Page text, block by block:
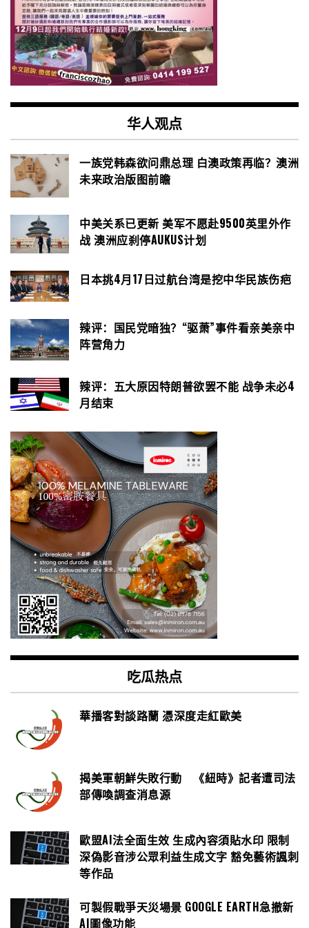
华人观点
一族党韩森欲问鼎总理 白澳政策再临？澳洲
未来政治版图前瞻
中美关系已更新 美军不愿赴9500英里外作
战 澳洲应刹停AUKUS计划
日本挑4月17日过航台湾是挖中华民族伤疤
辣评：国民党暗独？“驱萧”事件看亲美亲中
阵营角力
辣评：五大原因特朗普欲罢不能 战争未必4
月结束
吃瓜热点
華播客對談路蘭 憑深度走紅歐美
揭美軍朝鮮失敗行動 《紐時》記者遭司法
部傳喚調查消息源
歐盟AI法全面生效 生成內容須貼水印 限制
深偽影音涉公眾利益生成文字 豁免藝術諷刺
等作品
可製假戰爭天災場景 GOOGLE EARTH急撤新
AI圖像功能